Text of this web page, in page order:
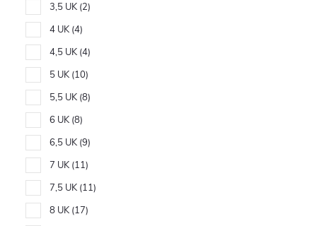
3,5 UK 2
4 UK 4
4,5 UK 4
5 UK 10
5,5 UK 8
6 UK 8
6,5 UK 9
7 UK 11
7,5 UK 11
8 UK 17